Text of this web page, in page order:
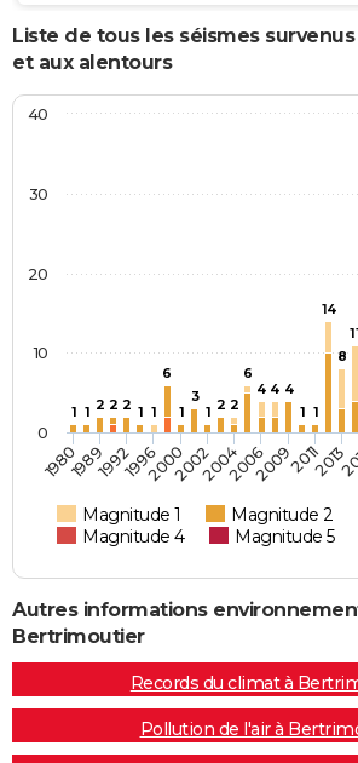
Liste de tous les séismes
et aux alentours
1 1 2 2 2 1 1
6
1
3
1 2 2
6
4 4 4
1 1
14
8
Magnitude 1 Magnitude 2
Magnitude 4
Magnitude 5
19801989199219962000200220042006200920112013
0
10
20
30
40
Autres informations
Bertrimoutier
Records du climat à
Pollution de l'air à